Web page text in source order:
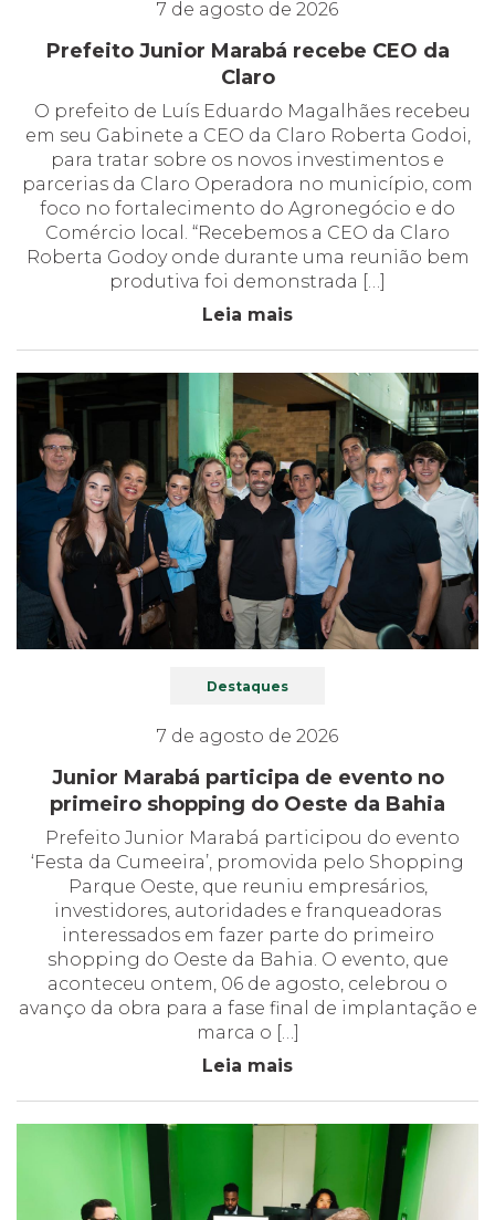
7 de agosto de 2026
Prefeito Junior Marabá recebe CEO da
Claro
O prefeito de Luís Eduardo Magalhães recebeu
em seu Gabinete a CEO da Claro Roberta Godoi,
para tratar sobre os novos investimentos e
parcerias da Claro Operadora no município, com
foco no fortalecimento do Agronegócio e do
Comércio local. “Recebemos a CEO da Claro
Roberta Godoy onde durante uma reunião bem
produtiva foi demonstrada […]
Leia mais
Destaques
7 de agosto de 2026
Junior Marabá participa de evento no
primeiro shopping do Oeste da Bahia
Prefeito Junior Marabá participou do evento
‘Festa da Cumeeira’, promovida pelo Shopping
Parque Oeste, que reuniu empresários,
investidores, autoridades e franqueadoras
interessados em fazer parte do primeiro
shopping do Oeste da Bahia. O evento, que
aconteceu ontem, 06 de agosto, celebrou o
avanço da obra para a fase final de implantação e
marca o […]
Leia mais